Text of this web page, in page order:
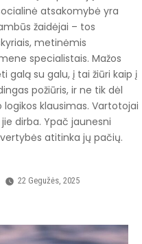
atsakomybė yra
žaidėjai – tos
metinėmis
specialistais. Mažos
galą su galu, į tai žiūri kaip į
požiūris, ir ne tik dėl
klausimas. Vartotojai
dirba. Ypač jaunesni
atitinka jų pačių.
22 Gegužės, 2025